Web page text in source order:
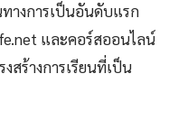
างการเป็นอันดับแรก
และคอร์สออนไลน์
สร้างการเรียนที่เป็น